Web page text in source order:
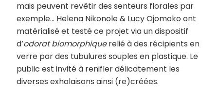
mais peuvent revêtir des senteurs florales par
exemple… Helena Nikonole & Lucy Ojomoko ont
matérialisé et testé ce projet via un dispositif
d’odorat biomorphiquerelié à des récipients en
verre par des tubulures souples en plastique. Le
public est invité à renifler délicatement les
diverses exhalaisons ainsi (re)créées.